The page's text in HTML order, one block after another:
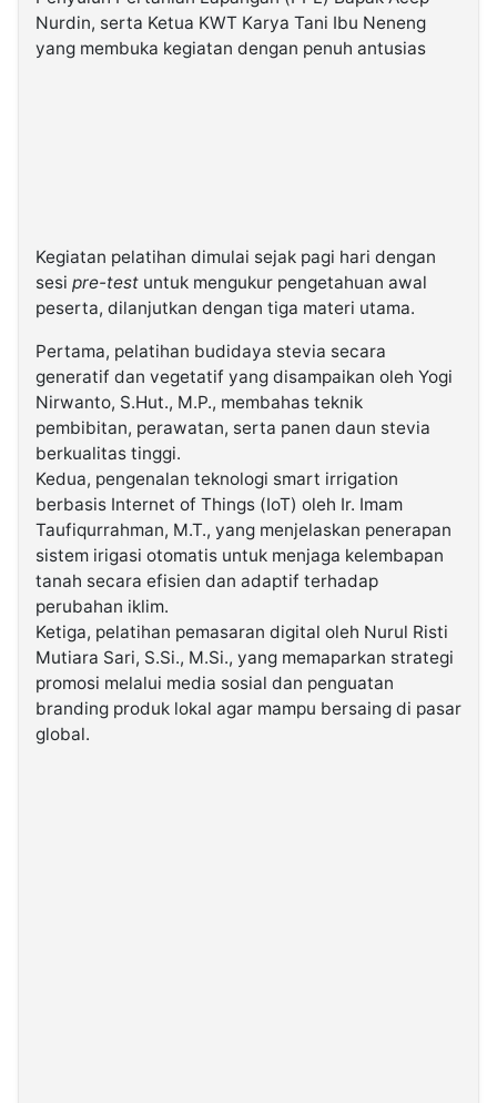
Nurdin, serta Ketua KWT Karya Tani Ibu Neneng
yang membuka kegiatan dengan penuh antusias
Kegiatan pelatihan dimulai sejak pagi hari dengan
sesi pre-test untuk mengukur pengetahuan awal
peserta, dilanjutkan dengan tiga materi utama.
Pertama, pelatihan budidaya stevia secara
generatif dan vegetatif yang disampaikan oleh Yogi
Nirwanto, S.Hut., M.P., membahas teknik
pembibitan, perawatan, serta panen daun stevia
berkualitas tinggi.
Kedua, pengenalan teknologi smart irrigation
berbasis Internet of Things (IoT) oleh Ir. Imam
Taufiqurrahman, M.T., yang menjelaskan penerapan
sistem irigasi otomatis untuk menjaga kelembapan
tanah secara efisien dan adaptif terhadap
perubahan iklim.
Ketiga, pelatihan pemasaran digital oleh Nurul Risti
Mutiara Sari, S.Si., M.Si., yang memaparkan strategi
promosi melalui media sosial dan penguatan
branding produk lokal agar mampu bersaing di pasar
global.